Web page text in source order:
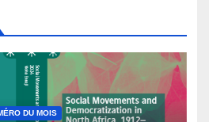
DU MOIS